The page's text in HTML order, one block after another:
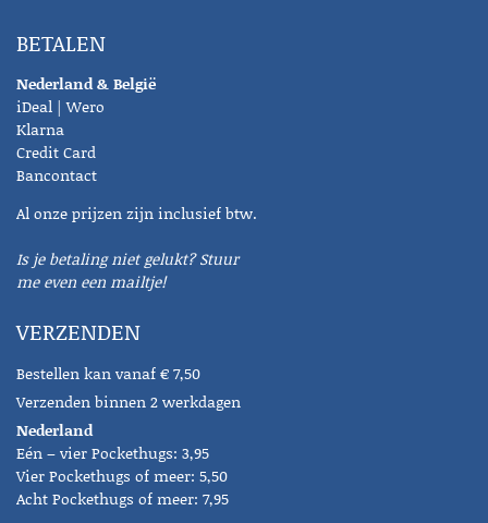
BETALEN
Nederland & België
iDeal | Wero
Klarna
Credit Card
Bancontact
Al onze prijzen zijn inclusief btw.
Is je betaling niet gelukt? Stuur
me even een mailtje!
VERZENDEN
Bestellen kan vanaf € 7,50
Verzenden binnen 2 werkdagen
Nederland
Eén – vier Pockethugs: 3,95
Vier Pockethugs of meer: 5,50
Acht Pockethugs of meer: 7,95